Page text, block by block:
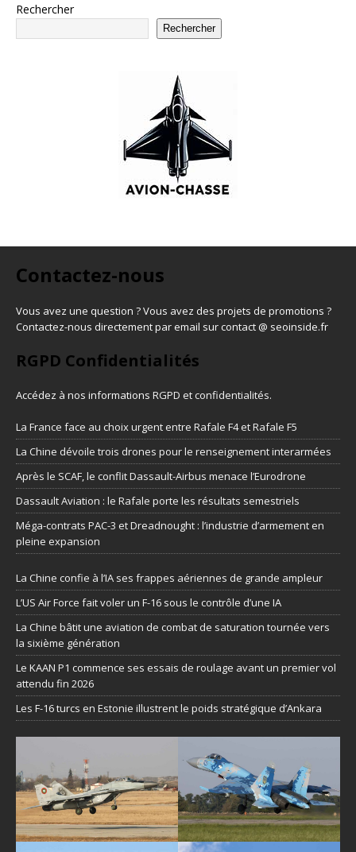
Rechercher
Rechercher
Contactez-nous
Vous avez une question ? Vous avez des projets de promotions ?
Contactez-nous directement par email sur contact @ seoinside.fr
RGPD Confidentialités
Accédez à nos informations RGPD et confidentialités.
La France face au choix urgent entre Rafale F4 et Rafale F5
La Chine dévoile trois drones pour le renseignement interarmées
Après le SCAF, le conflit Dassault-Airbus menace l’Eurodrone
Dassault Aviation : le Rafale porte les résultats semestriels
Méga-contrats PAC-3 et Dreadnought : l’industrie d’armement en
pleine expansion
La Chine confie à l’IA ses frappes aériennes de grande ampleur
L’US Air Force fait voler un F-16 sous le contrôle d’une IA
La Chine bâtit une aviation de combat de saturation tournée vers
la sixième génération
Le KAAN P1 commence ses essais de roulage avant un premier vol
attendu fin 2026
Les F-16 turcs en Estonie illustrent le poids stratégique d’Ankara